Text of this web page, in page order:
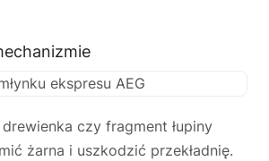
drewienka czy fragment łupiny
żarna i uszkodzić przekładnię.